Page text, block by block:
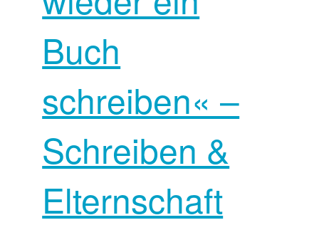
Buch
schreiben« –
Schreiben &
Elternschaft